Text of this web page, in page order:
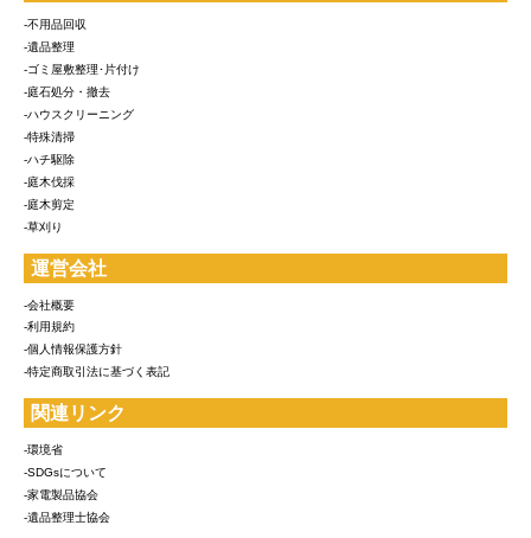
-不用品回収
-遺品整理
-ゴミ屋敷整理･片付け
-庭石処分・撤去
-ハウスクリーニング
-特殊清掃
-ハチ駆除
-庭木伐採
-庭木剪定
-草刈り
運営会社
-会社概要
-利用規約
-個人情報保護方針
-特定商取引法に基づく表記
関連リンク
-環境省
-SDGsについて
-家電製品協会
-遺品整理士協会